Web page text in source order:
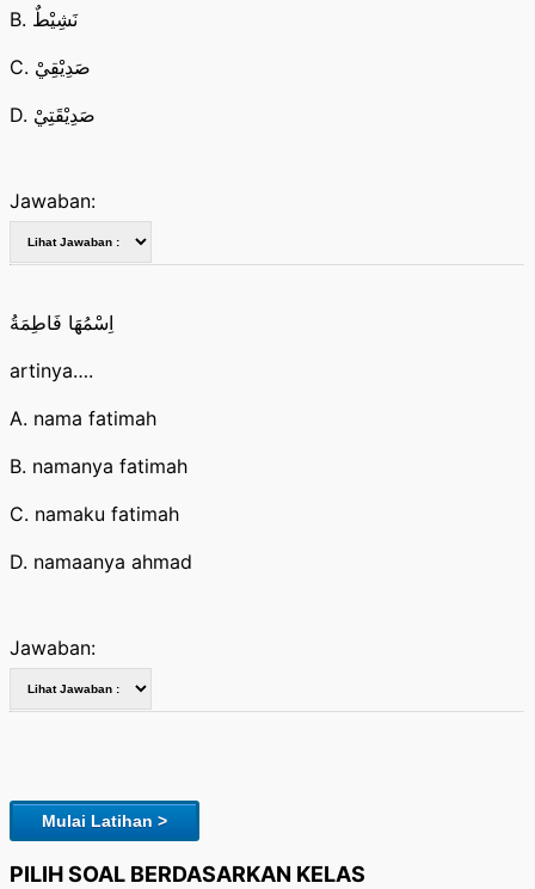
B. نَشِيْطٌ
C. صَدِيْقِيْ
D. صَدِيْقَتِيْ
Jawaban:
اِسْمُهَا فَاطِمَةُ
artinya….
A. nama fatimah
B. namanya fatimah
C. namaku fatimah
D. namaanya ahmad
Jawaban:
Mulai Latihan >
PILIH SOAL BERDASARKAN KELAS